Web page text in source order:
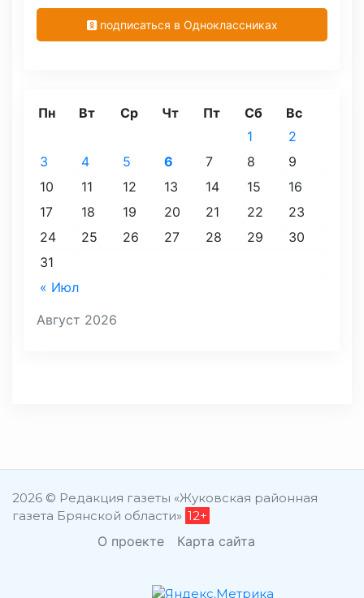
подписаться в Одноклассниках
Август 2026
Пн Вт Ср Чт Пт Сб Вс
« Июл
1
2
3
4 5 6 7 8
9
10
11 12 13 14 15
16
17
18 19 20 21 22
23
24
25 26 27 28 29
30
31
2026 © Редакция газеты «Жуковская районная
газета Брянской области» 12+
О проекте Карта сайта